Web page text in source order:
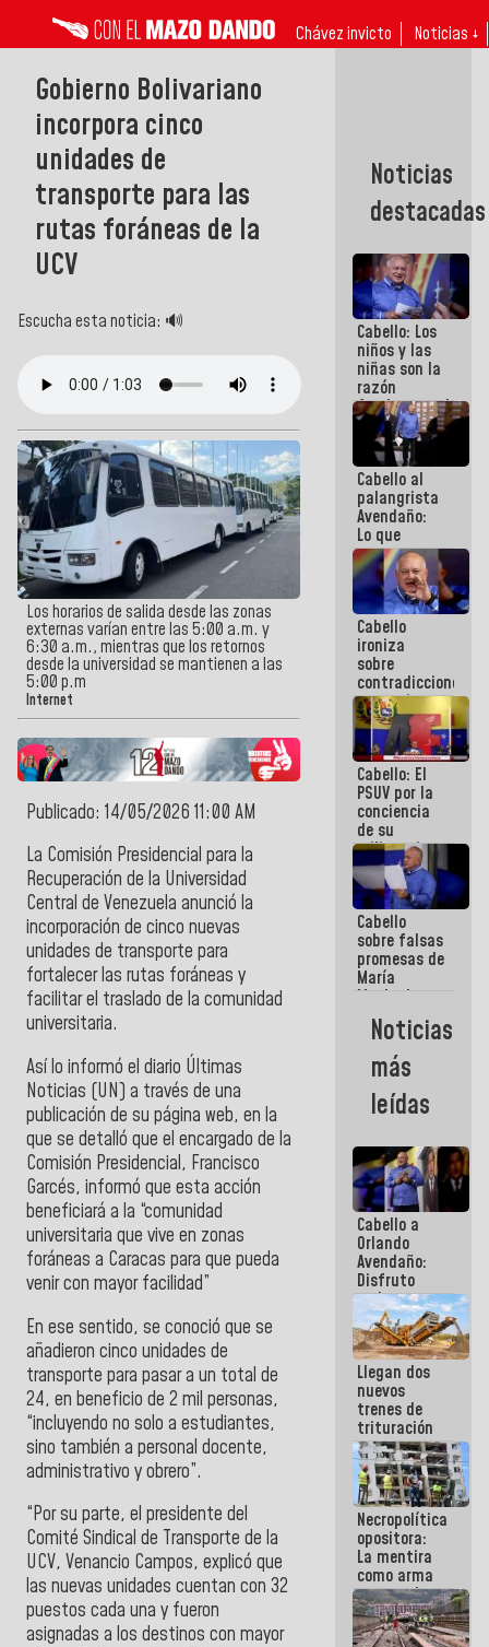
Chávez invicto Noticias ↓
Gobierno Bolivariano
incorpora cinco
unidades de
transporte para las
rutas foráneas de la
UCV
Escucha esta noticia: 🔊
Los horarios de salida desde las zonas
externas varían entre las 5:00 a.m. y
6:30 a.m., mientras que los retornos
desde la universidad se mantienen a las
5:00 p.m
Internet
Publicado: 14/05/2026 11:00 AM
La Comisión Presidencial para la
Recuperación de la Universidad
Central de Venezuela anunció la
incorporación de cinco nuevas
unidades de transporte para
fortalecer las rutas foráneas y
facilitar el traslado de la comunidad
universitaria.
Así lo informó el diario Últimas
Noticias (UN) a través de una
publicación de su página web, en la
que se detalló que el encargado de la
Comisión Presidencial, Francisco
Garcés, informó que esta acción
beneficiará a la “comunidad
universitaria que vive en zonas
foráneas a Caracas para que pueda
venir con mayor facilidad”
En ese sentido, se conoció que se
añadieron cinco unidades de
transporte para pasar a un total de
24, en beneficio de 2 mil personas,
“incluyendo no solo a estudiantes,
sino también a personal docente,
administrativo y obrero”.
“Por su parte, el presidente del
Comité Sindical de Transporte de la
UCV, Venancio Campos, explicó que
las nuevas unidades cuentan con 32
puestos cada una y fueron
asignadas a los destinos con mayor
Noticias
destacadas
Cabello: Los
niños y las
niñas son la
razón
fundamental
de todo lo
que
estamos
haciendo
Cabello al
palangrista
Avendaño:
Lo que
vayas a
escribir
hazlo hoy
por que no
sabemos si
la semana
que viene
hay
programa
Cabello
ironiza
sobre
contradicciones
y mentiras
de María
Machado:
¡Créanle!
Cabello: El
PSUV por la
conciencia
de su
militancia
es la
organización
política más
sólida de
Venezuela
Cabello
sobre falsas
promesas de
María
Machado:
¿Quién le
puede creer?
¿Y la gente
que ella iba
a salvar en
La Guaira?
Noticias
más
leídas
Cabello a
Orlando
Avendaño:
Disfruto
cada vez
que escribes
porque lo
que haces
es
embarrarla
Llegan dos
nuevos
trenes de
trituración
para
optimizar
manejo de
escombros
en La Guaira
Necropolítica
opositora:
La mentira
como arma
contra el
Pueblo